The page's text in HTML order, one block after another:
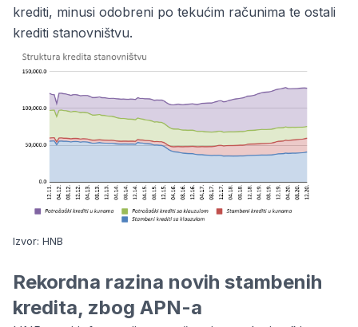
krediti, minusi odobreni po tekućim računima te ostali
krediti stanovništvu.
Izvor: HNB
Rekordna razina novih stambenih
kredita, zbog APN-a